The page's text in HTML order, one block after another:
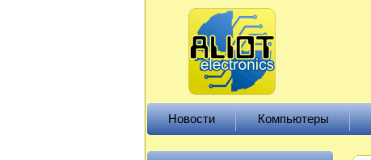
Новости Компьютеры